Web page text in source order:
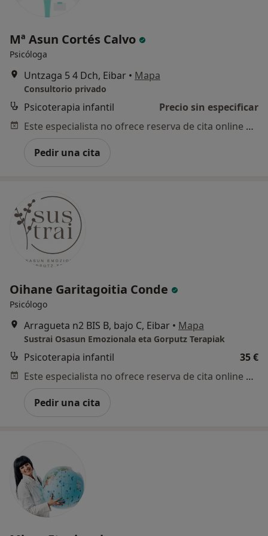
Mª Asun Cortés Calvo
Psicóloga
Untzaga 5 4 Dch, Eibar • Mapa
Consultorio privado
Psicoterapia infantil
Precio sin especificar
Este especialista no ofrece reserva de cita online en esta dirección.
Pedir una cita
Oihane Garitagoitia Conde
Psicólogo
Arragueta n2 BIS B, bajo C, Eibar • Mapa
Sustrai Osasun Emozionala eta Gorputz Terapiak
Psicoterapia infantil
35 €
Este especialista no ofrece reserva de cita online en esta dirección.
Pedir una cita